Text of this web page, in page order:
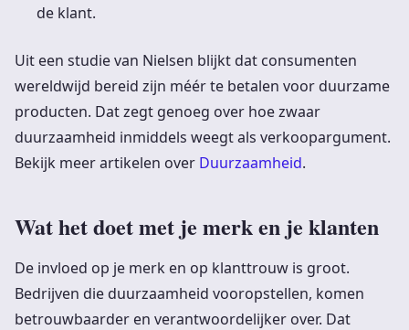
de klant.
Uit een studie van Nielsen blijkt dat consumenten
wereldwijd bereid zijn méér te betalen voor duurzame
producten. Dat zegt genoeg over hoe zwaar
duurzaamheid inmiddels weegt als verkoopargument.
Bekijk meer artikelen over Duurzaamheid.
Wat het doet met je merk en je klanten
De invloed op je merk en op klanttrouw is groot.
Bedrijven die duurzaamheid vooropstellen, komen
betrouwbaarder en verantwoordelijker over. Dat